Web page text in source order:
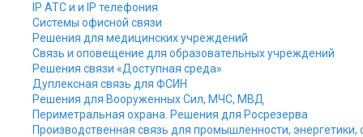
IP АТС и и IP телефония
Системы офисной связи
Решения для медицинских учреждений
Связь и оповещение для образовательных учреждений
Решения связи «Доступная среда»
Дуплексная связь для ФСИН
Решения для Вооруженных Сил, МЧС, МВД
Периметральная охрана. Решения для Росрезерва
Производственная связь для промышленности, энергетики,
Решения связи для автотранспорта
Переговорная система для
троллейбусов и автобусов.
Решение для СТО